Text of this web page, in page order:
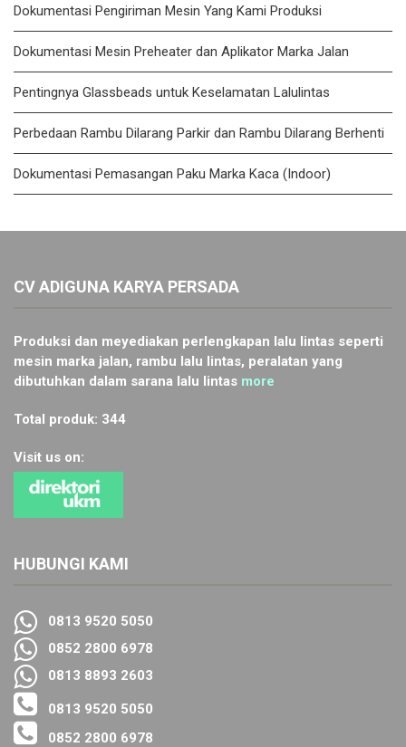
Dokumentasi Pengiriman Mesin Yang Kami Produksi
Dokumentasi Mesin Preheater dan Aplikator Marka Jalan
Pentingnya Glassbeads untuk Keselamatan Lalulintas
Perbedaan Rambu Dilarang Parkir dan Rambu Dilarang Berhenti
Dokumentasi Pemasangan Paku Marka Kaca (Indoor)
CV ADIGUNA KARYA PERSADA
Produksi dan meyediakan perlengkapan lalu lintas seperti
mesin marka jalan, rambu lalu lintas, peralatan yang
dibutuhkan dalam sarana lalu lintas more
Total produk: 344
Visit us on:
HUBUNGI KAMI
0813 9520 5050
0852 2800 6978
0813 8893 2603
0813 9520 5050
0852 2800 6978